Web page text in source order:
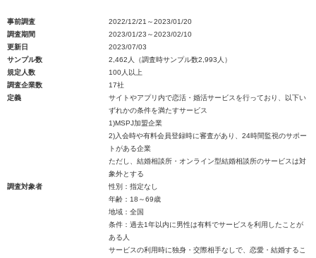
事前調査
2022/12/21～2023/01/20
調査期間
2023/01/23～2023/02/10
更新日
2023/07/03
サンプル数
2,462人（調査時サンプル数2,993人）
規定人数
100人以上
調査企業数
17社
定義
サイトやアプリ内で恋活・婚活サービスを行っており、以下い
ずれかの条件を満たすサービス
1)MSPJ加盟企業
2)入会時や有料会員登録時に審査があり、24時間監視のサポー
トがある企業
ただし、結婚相談所・オンライン型結婚相談所のサービスは対
象外とする
調査対象者
性別：指定なし
年齢：18～69歳
地域：全国
条件：過去1年以内に男性は有料でサービスを利用したことが
ある人
サービスの利用時に独身・交際相手なしで、恋愛・結婚するこ